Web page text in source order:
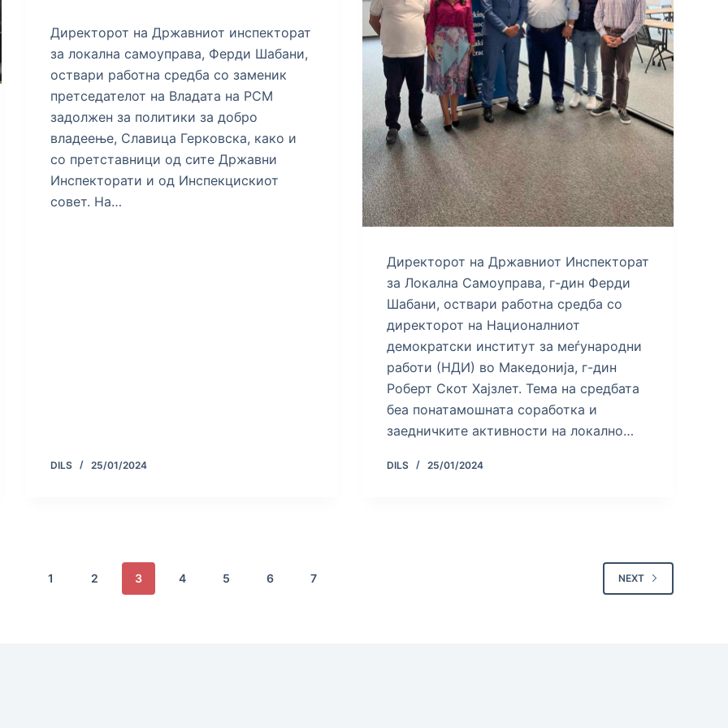
Директорот на Државниот инспекторат
за локална самоуправа, Ферди Шабани,
оствари работна средба со заменик
претседателот на Владата на РСМ
задолжен за политики за добро
владеење, Славица Герковска, како и
со претставници од сите Државни
Инспекторати и од Инспекцискиот
совет. На…
DILS 25/01/2024
Директорот на Државниот Инспекторат
за Локална Самоуправа, г-дин Ферди
Шабани, оствари работна средба со
директорот на Националниот
демократски институт за меѓународни
работи (НДИ) во Македонија, г-дин
Роберт Скот Хајзлет. Тема на средбата
беа понатамошната соработка и
заедничките активности на локално…
DILS 25/01/2024
1 2 3 4 5 6 7 NEXT